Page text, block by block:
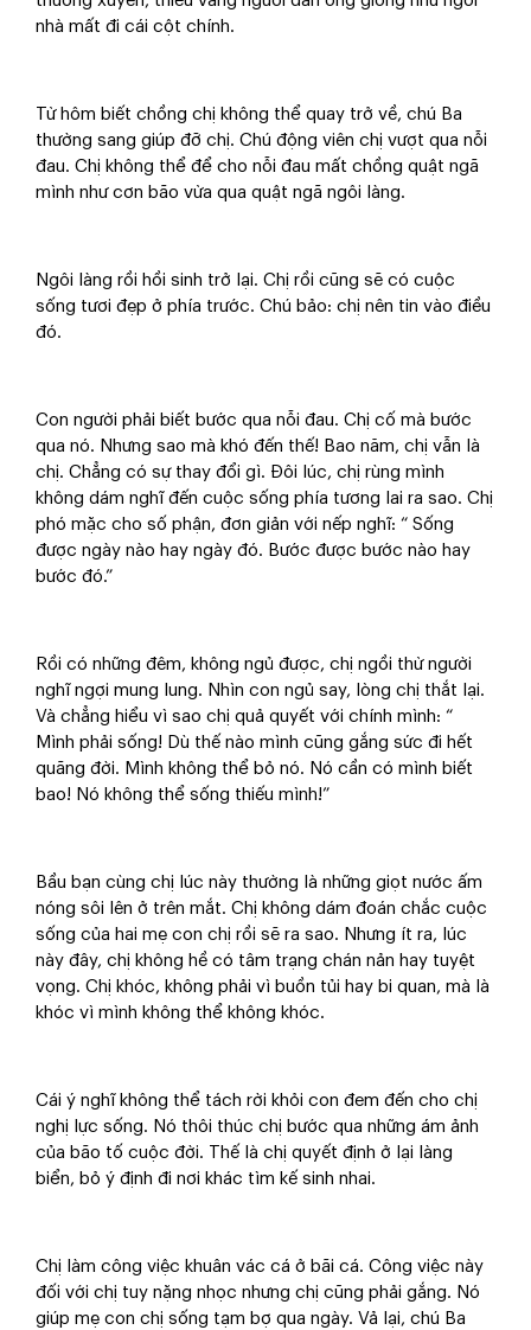
nhà mất đi cái cột chính.
Từ hôm biết chồng chị không thể quay trở về, chú Ba
thường sang giúp đỡ chị. Chú động viên chị vượt qua nỗi
đau. Chị không thể để cho nỗi đau mất chồng quật ngã
mình như cơn bão vừa qua quật ngã ngôi làng.
Ngôi làng rồi hồi sinh trở lại. Chị rồi cũng sẽ có cuộc
sống tươi đẹp ở phía trước. Chú bảo: chị nên tin vào điều
đó.
Con người phải biết bước qua nỗi đau. Chị cố mà bước
qua nó. Nhưng sao mà khó đến thế! Bao năm, chị vẫn là
chị. Chẳng có sự thay đổi gì. Đôi lúc, chị rùng mình
không dám nghĩ đến cuộc sống phía tương lai ra sao. Chị
phó mặc cho số phận, đơn giản với nếp nghĩ: “ Sống
được ngày nào hay ngày đó. Bước được bước nào hay
bước đó.”
Rồi có những đêm, không ngủ được, chị ngồi thừ người
nghĩ ngợi mung lung. Nhìn con ngủ say, lòng chị thắt lại.
Và chẳng hiểu vì sao chị quả quyết với chính mình: “
Mình phải sống! Dù thế nào mình cũng gắng sức đi hết
quãng đời. Mình không thể bỏ nó. Nó cần có mình biết
bao! Nó không thể sống thiếu mình!”
Bầu bạn cùng chị lúc này thường là những giọt nước ấm
nóng sôi lên ở trên mắt. Chị không dám đoán chắc cuộc
sống của hai mẹ con chị rồi sẽ ra sao. Nhưng ít ra, lúc
này đây, chị không hề có tâm trạng chán nản hay tuyệt
vọng. Chị khóc, không phải vì buồn tủi hay bi quan, mà là
khóc vì mình không thể không khóc.
Cái ý nghĩ không thể tách rời khỏi con đem đến cho chị
nghị lực sống. Nó thôi thúc chị bước qua những ám ảnh
của bão tố cuộc đời. Thế là chị quyết định ở lại làng
biển, bỏ ý định đi nơi khác tìm kế sinh nhai.
Chị làm công việc khuân vác cá ở bãi cá. Công việc này
đối với chị tuy nặng nhọc nhưng chị cũng phải gắng. Nó
giúp mẹ con chị sống tạm bợ qua ngày. Vả lại, chú Ba